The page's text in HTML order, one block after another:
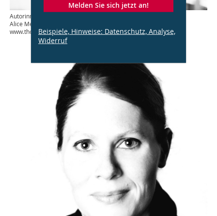
Autorinnen: Lena Braunbeck ist Senior Projektmanagerin,
Alice Metz ist Diplom-Architektin bei THOST Projektmanagement
www.thost.de
Melden Sie sich jetzt an!
Beispiele, Hinweise: Datenschutz, Analyse,
Widerruf